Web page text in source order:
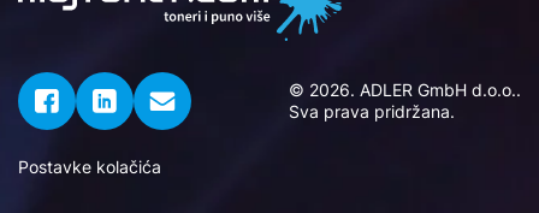
© 2026. ADLER GmbH d.o.o..
Sva prava pridržana.
Postavke kolačića